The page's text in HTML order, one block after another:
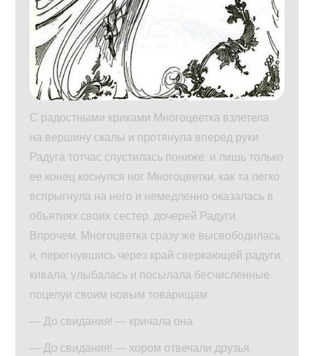
С радостными криками Многоцветка взлетела
на вершину скалы и протянула вперед руки.
Радуга тотчас спустилась пониже, и лишь только
ее конец коснулся ног Многоцветки, как та легко
вспрыгнула на него и немедленно оказалась в
объятиях своих сестер, дочерей Радуги.
Впрочем, Многоцветка сразу же высвободилась
и, перегнувшись через край сверкающей радуги,
кивала, улыбалась и посылала бесчисленные
поцелуи своим новым товарищам.
— До свидания! — кричала она.
— До свидания! — хором отвечали друзья.